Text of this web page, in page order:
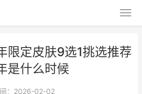
限定皮肤9选1挑选推荐
是什么时候
：2026-02-02